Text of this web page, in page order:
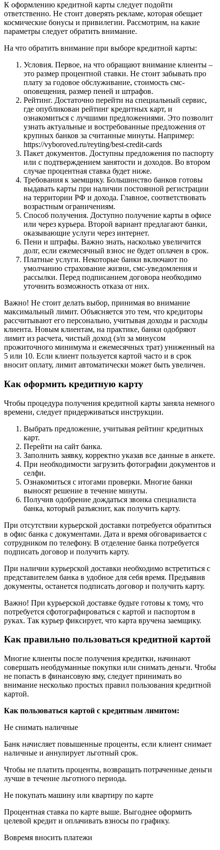
К оформлению кредитной карты следует подойти
ответственно. Не стоит доверять рекламе, которая обещает
космические бонусы и привилегии. Рассмотрим, на какие
параметры следует обратить внимание.
На что обратить внимание при выборе кредитной карты:
Условия. Первое, на что обращают внимание клиенты –
это размер процентной ставки. Не стоит забывать про
плату за годовое обслуживание, стоимость смс-
оповещения, размер пеней и штрафов.
Рейтинг. Достаточно перейти на специальный сервис,
где опубликован рейтинг кредитных карт, и
ознакомиться с лучшими предложениями. Это позволит
узнать актуальные и востребованные предложения от
крупных банков за считанные минуты. Например:
https://vyboroved.ru/reyting/best-credit-cards
Пакет документов. Доступны предложения по паспорту
или с подтверждением занятости и доходов. Во втором
случае процентная ставка будет ниже.
Требования к заемщику. Большинство банков готовы
выдавать карты при наличии постоянной регистрации
на территории РФ и дохода. Главное, соответствовать
возрастным ограничениям.
Способ получения. Доступно получение карты в офисе
или через курьера. Второй вариант предлагают банки,
оказывающие услуги через интернет.
Пени и штрафы. Важно знать, насколько увеличится
долг, если ежемесячный взнос не будет оплачен в срок.
Платные услуги. Некоторые банки включают по
умолчанию страхование жизни, смс-уведомления и
рассылки. Перед подписанием договора необходимо
уточнить возможность отказа от них.
Важно! Не стоит делать выбор, принимая во внимание
максимальный лимит. Объясняется это тем, что кредиторы
рассчитывают его персонально, учитывая доходы и расходы
клиента. Новым клиентам, на практике, банки одобряют
лимит из расчета, чистый доход (з/п за минусом
прожиточного минимума и ежемесячных трат) униженный на
5 или 10. Если клиент пользуется картой часто и в срок
вносит оплату, лимит автоматически может быть увеличен.
Как оформить кредитную карту
Чтобы процедура получения кредитной карты заняла немного
времени, следует придерживаться инструкции.
Выбрать предложение, учитывая рейтинг кредитных
карт.
Перейти на сайт банка.
Заполнить заявку, корректно указав все данные в анкете.
При необходимости загрузить фотографии документов и
селфи.
Ознакомиться с итогами проверки. Многие банки
выносят решение в течение минуты.
Получив одобрение дождаться звонка специалиста
банка, который разъяснит, как получить карту.
При отсутствии курьерской доставки потребуется обратиться
в офис банка с документами. Дата и время обговаривается с
сотрудником по телефону. В отделение банка потребуется
подписать договор и получить карту.
При наличии курьерской доставки необходимо встретиться с
представителем банка в удобное для себя время. Предъявив
документы, останется подписать договор и получить карту.
Важно! При курьерской доставке будьте готовы к тому, что
потребуется сфотографироваться с картой и паспортом в
руках. Так курьер фиксирует, что карта вручена заемщику.
Как правильно пользоваться кредитной картой
Многие клиенты после получения кредитки, начинают
совершать необдуманные покупки или снимать деньги. Чтобы
не попасть в финансовую яму, следует принимать во
внимание несколько простых правил пользования кредитной
картой.
Как пользоваться картой с кредитным лимитом:
Не снимать наличные
Банк начисляет повышенные проценты, если клиент снимает
наличные и аннулирует льготный срок.
Чтобы не платить проценты, возвращать потраченные деньги
лучше в течение льготного периода.
Не покупать машину или квартиру по карте
Процентная ставка по карте выше. Выгоднее оформить
целевой кредит и оплачивать взносы по графику.
Вовремя вносить платежи